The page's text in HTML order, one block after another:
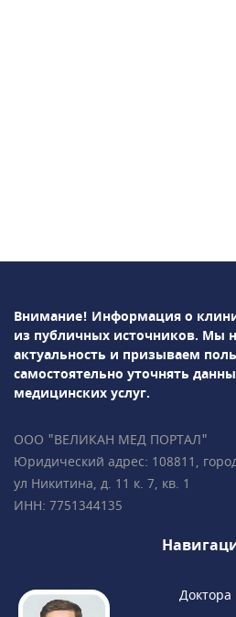
Внимание! Информация о
из публичных источников. Мы
актуальность и призываем
самостоятельно уточнять
медицинских услуг.
ООО "ВЕЛИКАН МЕД ПОРТАЛ"
Юридический адрес: 108811,
ул Никитина, д. 11 к. 7, кв. 1
ИНН: 7751344135
Доктора